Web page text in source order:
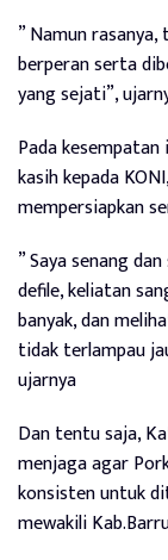
” Namun
berperan serta
yang sejati”,
Pada
kasih kepada
mempersiapkan
” Saya senang
defile, keliatan
banyak, dan
tidak terlampau
ujarnya
Dan tentu saja,
menjaga agar
konsisten untuk
mewakili